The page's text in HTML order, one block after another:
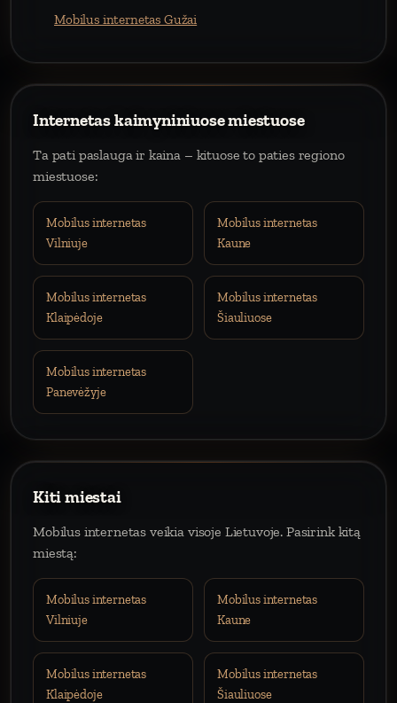
Mobilus internetas Gužai
Internetas kaimyniniuose miestuose
Ta pati paslauga ir kaina – kituose to paties regiono
miestuose:
Mobilus internetas
Vilniuje
Mobilus internetas
Kaune
Mobilus internetas
Klaipėdoje
Mobilus internetas
Šiauliuose
Mobilus internetas
Panevėžyje
Kiti miestai
Mobilus internetas veikia visoje Lietuvoje. Pasirink kitą
miestą:
Mobilus internetas
Vilniuje
Mobilus internetas
Kaune
Mobilus internetas
Klaipėdoje
Mobilus internetas
Šiauliuose